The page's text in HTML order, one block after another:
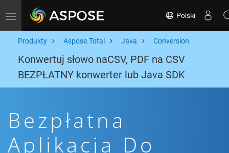
Toggle navigation Polski
Produkty Aspose.Total Java Conversion
Konwertuj słowo naCSV, PDF na CSV
BEZPŁATNY konwerter lub Java SDK
Bezpłatna
Aplikacja Do